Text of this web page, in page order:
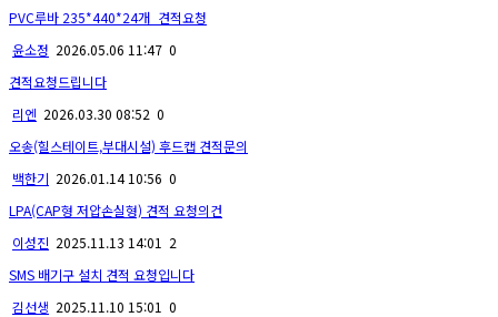
PVC루바 235*440*24개_견적요청
윤소정 2026.05.06 11:47 0
견적요청드립니다
리엔 2026.03.30 08:52 0
오송(힐스테이트,부대시설) 후드캡 견적문의
백한기 2026.01.14 10:56 0
LPA(CAP형 저압손실형) 견적 요청의건
이성진 2025.11.13 14:01 2
SMS 배기구 설치 견적 요청입니다
김선생 2025.11.10 15:01 0